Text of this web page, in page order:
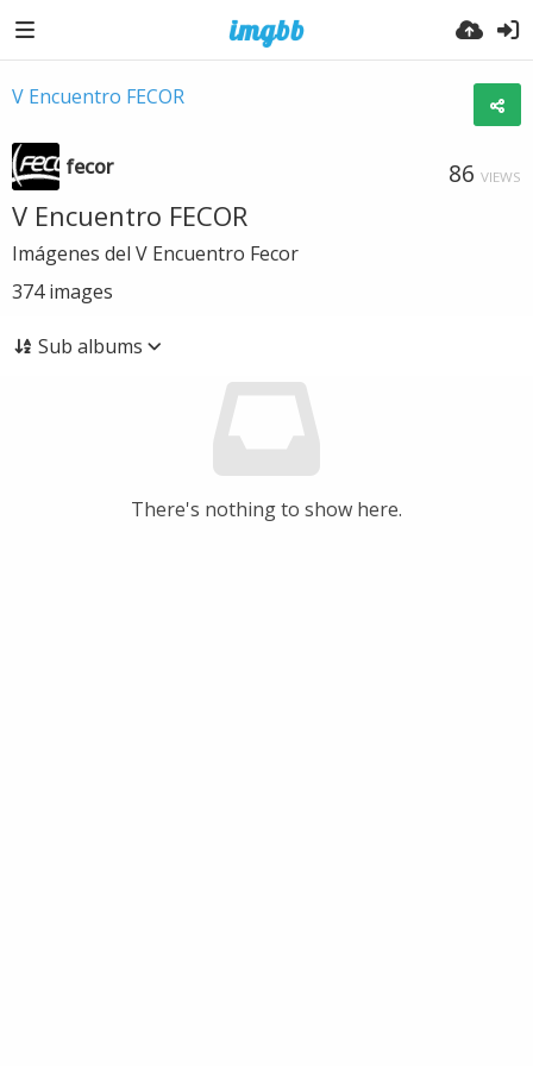
V Encuentro FECOR
fecor 86 VIEWS
V Encuentro FECOR
Imágenes del V Encuentro Fecor
374 images
Sub albums
There's nothing to show here.